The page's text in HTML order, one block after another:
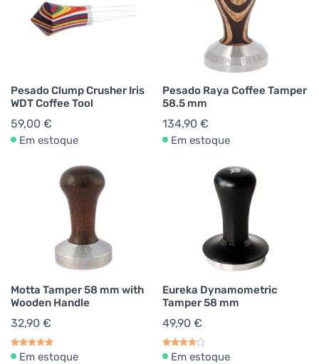
Pesado Clump Crusher Iris
WDT Coffee Tool
59,00 €
Em estoque
Pesado Raya Coffee Tamper
58.5 mm
134,90 €
Em estoque
Motta Tamper 58 mm with
Wooden Handle
32,90 €
Em estoque
Eureka Dynamometric
Tamper 58 mm
49,90 €
Em estoque